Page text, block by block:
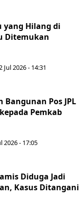
yang Hilang di
Ditemukan
2026 - 14:31
Bangunan Pos JPL
Pemkab
2026 - 17:05
Diduga Jadi
Kasus Ditangani